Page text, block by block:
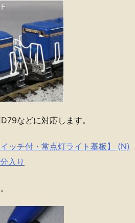
などに対応します。
ッチ付・常点灯ライト基板】 (N)
入り